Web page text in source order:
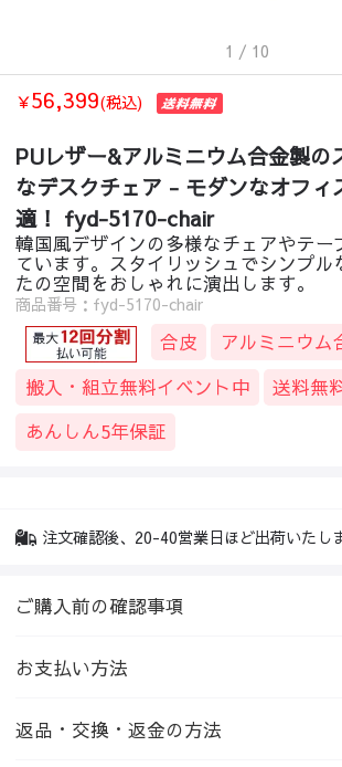
1 / 10
￥56,399(税込)
PUレザー&アルミニウム合金製の
なデスクチェア - モダンなオフィ
適！ fyd-5170-chair
韓国風デザインの多様なチェアやテー
ています。スタイリッシュでシンプル
たの空間をおしゃれに演出します。
商品番号：fyd-5170-chair
合皮 アルミニウム
搬入・組立無料イベント中
送料無
あんしん5年保証
注文確認後、20-40営業日ほど出荷いたし
ご購入前の確認事項
お支払い方法
返品・交換・返金の方法